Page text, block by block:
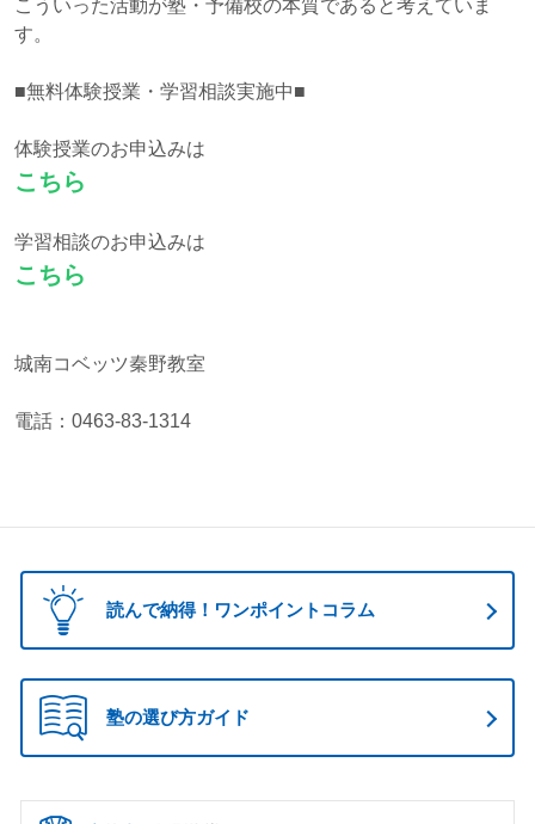
こういった活動が塾・予備校の本質であると考えていま
す。
■無料体験授業・学習相談実施中■
体験授業のお申込みは
こちら
学習相談のお申込みは
こちら
城南コベッツ秦野教室
電話：0463-83-1314
読んで納得！ワンポイントコラム
塾の選び方ガイド